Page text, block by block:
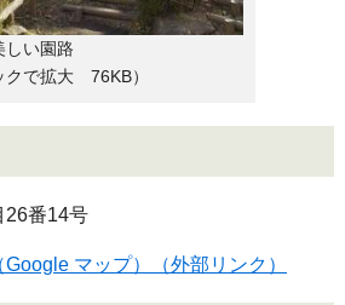
しい園路
クで拡大 76KB）
26番14号
マップ）（外部リンク）